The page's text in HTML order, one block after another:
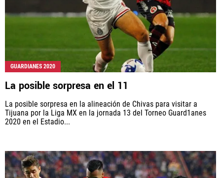
GUARDIANES 2020
La posible sorpresa en el 11
La posible sorpresa en la alineación de Chivas para visitar a
Tijuana por la Liga MX en la jornada 13 del Torneo Guard1anes
2020 en el Estadio...